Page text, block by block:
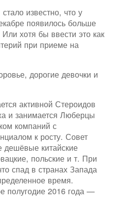
известно, что у
появилось больше
хотя бы ввести это как
при приеме на
дорогие девочки и
активной Стероидов
и занимается Люберцы
компаний с
к росту. Совет
дешёвые китайские
польские и т. При
спад в странах Запада
время.
полугодие 2016 года —